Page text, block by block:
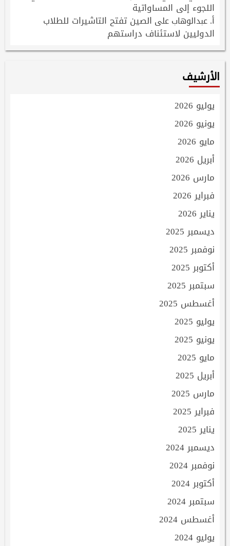
اللجوء إلى المساواتية
أ. عبدالوهابعلى الصين تفتح التاشيرات للطلاب
الدوليين لاستئناف دراستهم
الأرشيف
يوليو 2026
يونيو 2026
مايو 2026
أبريل 2026
مارس 2026
فبراير 2026
يناير 2026
ديسمبر 2025
نوفمبر 2025
أكتوبر 2025
سبتمبر 2025
أغسطس 2025
يوليو 2025
يونيو 2025
مايو 2025
أبريل 2025
مارس 2025
فبراير 2025
يناير 2025
ديسمبر 2024
نوفمبر 2024
أكتوبر 2024
سبتمبر 2024
أغسطس 2024
يوليو 2024